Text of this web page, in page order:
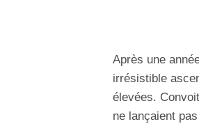
Après une
irrésistible
élevées.
ne lançaient